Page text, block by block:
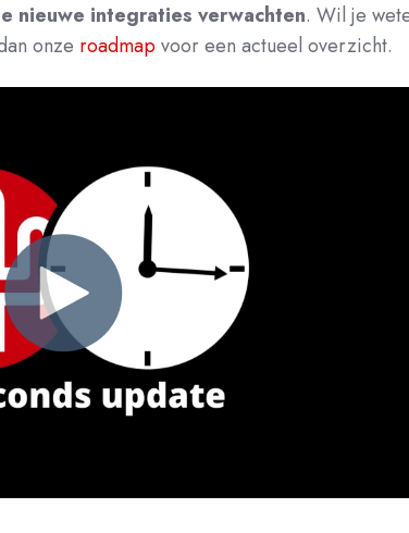
nieuwe integraties verwachten. Wil je
onze roadmapvoor een actueel overzicht.